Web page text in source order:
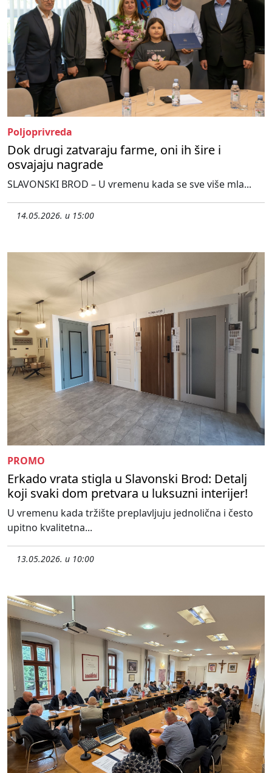
Poljoprivreda
Dok drugi zatvaraju farme, oni ih šire i
osvajaju nagrade
SLAVONSKI BROD – U vremenu kada se sve više mla...
14.05.2026. u 15:00
PROMO
Erkado vrata stigla u Slavonski Brod: Detalj
koji svaki dom pretvara u luksuzni interijer!
U vremenu kada tržište preplavljuju jednolična i često
upitno kvalitetna...
13.05.2026. u 10:00